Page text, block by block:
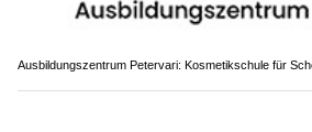
Ausbildungszentrum Petervari: Kosmetikschule für